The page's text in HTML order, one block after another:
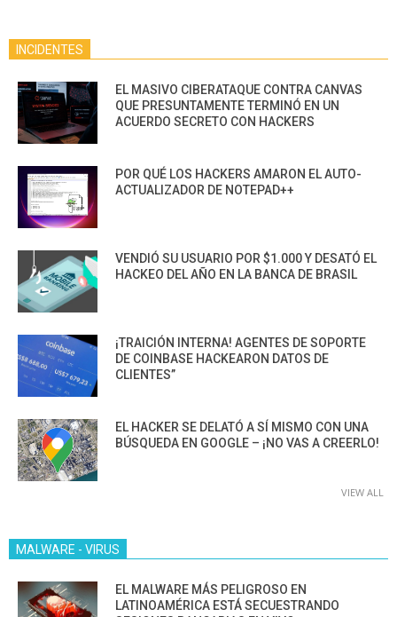
INCIDENTES
EL MASIVO CIBERATAQUE CONTRA CANVAS
QUE PRESUNTAMENTE TERMINÓ EN UN
ACUERDO SECRETO CON HACKERS
POR QUÉ LOS HACKERS AMARON EL AUTO-
ACTUALIZADOR DE NOTEPAD++
VENDIÓ SU USUARIO POR $1.000 Y DESATÓ EL
HACKEO DEL AÑO EN LA BANCA DE BRASIL
¡TRAICIÓN INTERNA! AGENTES DE SOPORTE
DE COINBASE HACKEARON DATOS DE
CLIENTES”
EL HACKER SE DELATÓ A SÍ MISMO CON UNA
BÚSQUEDA EN GOOGLE – ¡NO VAS A CREERLO!
VIEW ALL
MALWARE - VIRUS
EL MALWARE MÁS PELIGROSO EN
LATINOAMÉRICA ESTÁ SECUESTRANDO